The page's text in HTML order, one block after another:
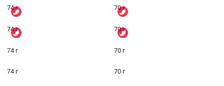
74 г 70 г
74 г 70 г
74 г 70 г
74 г 70 г